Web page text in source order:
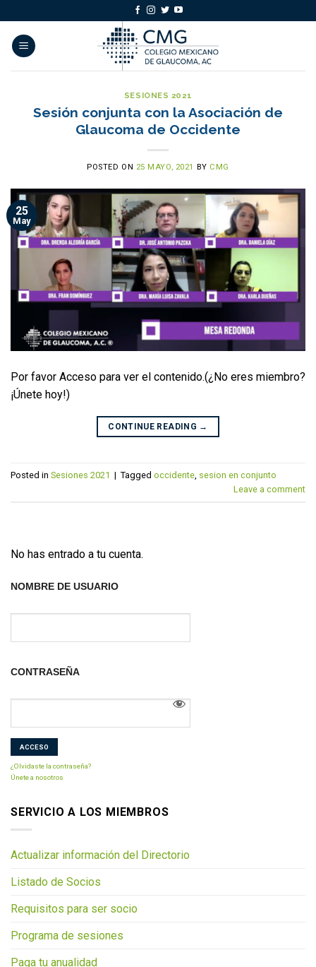
to
content
SESIONES 2021
Sesión conjunta con la Asociación de
Glaucoma de Occidente
POSTED ON 25 MAYO, 2021 BY CMG
25
May
Por favor Acceso para ver el contenido.(¿No eres miembro?
¡Únete hoy!)
CONTINUE READING →
Posted in Sesiones 2021 | Tagged occidente sesion en conjunto
Leave a comment
No has entrado a tu cuenta.
NOMBRE DE USUARIO
CONTRASEÑA
¿Olvidaste la contraseña?
Únete a nosotros
SERVICIO A LOS MIEMBROS
Actualizar información del Directorio
Listado de Socios
Requisitos para ser socio
Programa de sesiones
Paga tu anualidad